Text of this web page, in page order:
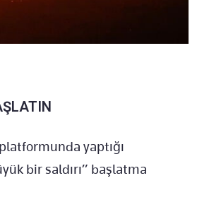
yaptığı
bir saldırı” başlatma